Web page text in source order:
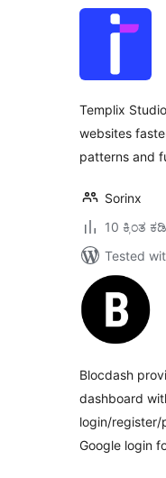
Templix
websites
patterns and
Sorinx
10 ಕ್ಕಿಂತ
Tested
Blocdash
dashboard
login/register/
Google login